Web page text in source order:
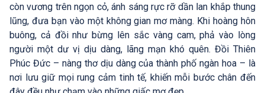
còn vương trên ngọn cỏ, ánh sáng rực rỡ dần lan khắp thung
lũng, đưa bạn vào một không gian mơ màng. Khi hoàng hôn
buông, cả đồi như bừng lên sắc vàng cam, phả vào lòng
người một dư vị dịu dàng, lãng mạn khó quên. Đồi Thiên
Phúc Đức – nàng thơ dịu dàng của thành phố ngàn hoa – là
nơi lưu giữ mọi rung cảm tinh tế, khiến mỗi bước chân đến